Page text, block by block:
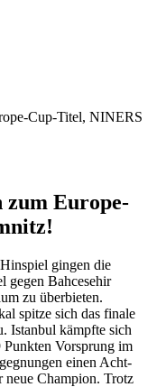
Cup-Titel, NINERS
zum Europe-
gingen die
gegen Bahcesehir
zu überbieten.
spitze sich das finale
Istanbul kämpfte sich
Punkten Vorsprung im
einen Acht-
neue Champion. Trotz